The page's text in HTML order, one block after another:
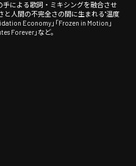
による歌詞・ミキシングを融合させ
と人間の不完全さの間に生まれる"温度
Economy」「Frozen in Motion」
Forever」など。